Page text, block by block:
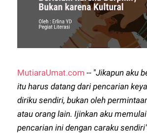
MutiaraUmat.com -- "Jikapun aku
itu harus datang dari pencarian
diriku sendiri, bukan oleh
atau orang lain. Ijinkan aku
pencarian ini dengan caraku